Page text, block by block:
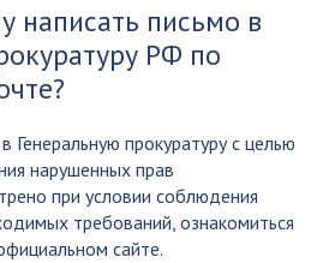
написать письмо в
РФ по
Генеральную прокуратуру с целью
нарушенных прав
при условии соблюдения
требований, ознакомиться
сайте.